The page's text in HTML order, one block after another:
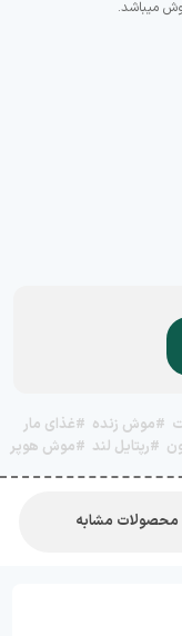
#موش زنده #غذای مار
#رپتایل لند #موش هوپر
محصولات مشابه